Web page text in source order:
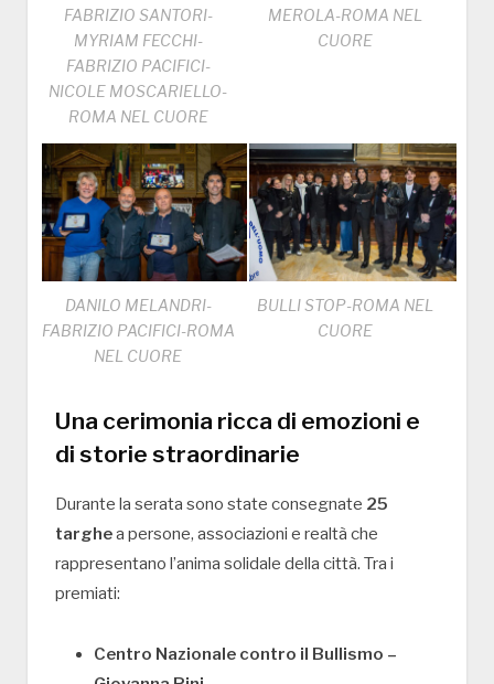
FABRIZIO SANTORI-
MYRIAM FECCHI-
FABRIZIO PACIFICI-
NICOLE MOSCARIELLO-
ROMA NEL CUORE
MEROLA-ROMA NEL
CUORE
DANILO MELANDRI-
FABRIZIO PACIFICI-ROMA
NEL CUORE
BULLI STOP-ROMA NEL
CUORE
Una cerimonia ricca di emozioni e
di storie straordinarie
Durante la serata sono state consegnate 25
targhea persone, associazioni e realtà che
rappresentano l’anima solidale della città. Tra i
premiati:
Centro Nazionale contro il Bullismo –